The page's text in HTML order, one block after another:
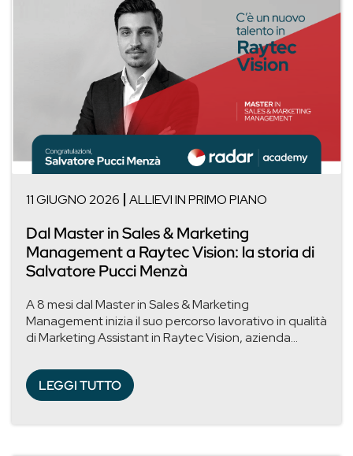
11 GIUGNO 2026 ALLIEVI IN PRIMO PIANO
Dal Master in Sales & Marketing
Management a Raytec Vision: la storia di
Salvatore Pucci Menzà
A 8 mesi dal Master in Sales & Marketing
Management inizia il suo percorso lavorativo in qualità
di Marketing Assistant in Raytec Vision, azienda...
LEGGI TUTTO